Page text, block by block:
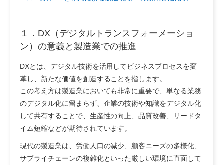
１． DX（デジタルトランスフォーメーショ
ン）の意義と製造業での推進
DXとは、デジタル技術を活用してビジネスプロセスを変
革し、新たな価値を創造することを指します。
この考え方は製造業においても非常に重要で、単なる業務
のデジタル化に留まらず、企業の技術や知識をデジタル化
して共有することで、生産性の向上、品質改善、リードタ
イム短縮などが期待されています。
現代の製造業は、労働人口の減少、顧客ニーズの多様化、
サプライチェーンの複雑化といった厳しい環境に直面して